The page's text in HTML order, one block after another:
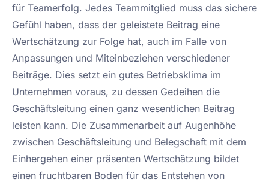
für Teamerfolg. Jedes Teammitglied muss das sichere
Gefühl haben, dass der geleistete Beitrag eine
Wertschätzung zur Folge hat, auch im Falle von
Anpassungen und Miteinbeziehen verschiedener
Beiträge. Dies setzt ein gutes Betriebsklima im
Unternehmen voraus, zu dessen Gedeihen die
Geschäftsleitung einen ganz wesentlichen Beitrag
leisten kann. Die Zusammenarbeit auf Augenhöhe
zwischen Geschäftsleitung und Belegschaft mit dem
Einhergehen einer präsenten Wertschätzung bildet
einen fruchtbaren Boden für das Entstehen von